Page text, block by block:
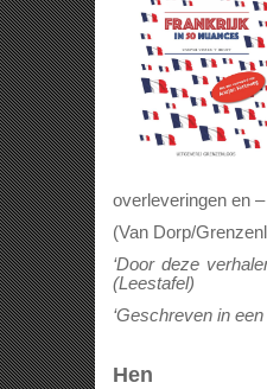
overleveringen en
(Van Dorp/
‘Door deze
(Leestafel)
‘Geschreven in
Hen